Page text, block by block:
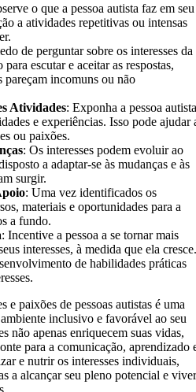
o que a pessoa autista faz em seu
a atividades repetitivas ou intensas
de perguntar sobre os interesses da
escutar e aceitar as respostas,
pareçam incomuns ou não
Atividades: Exponha a pessoa autista
e experiências. Isso pode ajudar
ou paixões.
: Os interesses podem evoluir ao
a adaptar-se às mudanças e às
surgir.
: Uma vez identificados os
materiais e oportunidades para a
a fundo.
: Incentive a pessoa a se tornar mais
interesses, à medida que ela cresce.
de habilidades práticas
e paixões de pessoas autistas é uma
inclusivo e favorável ao seu
não apenas enriquecem suas vidas,
para a comunicação, aprendizado
e nutrir os interesses individuais,
a alcançar seu pleno potencial e viver